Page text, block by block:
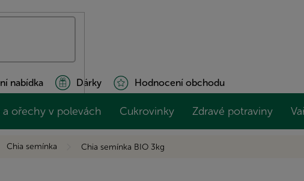
nabídka Dárky Hodnocení obchodu
ořechy v polevách Cukrovinky Zdravé potraviny
Chia semínka Chia semínka BIO 3kg